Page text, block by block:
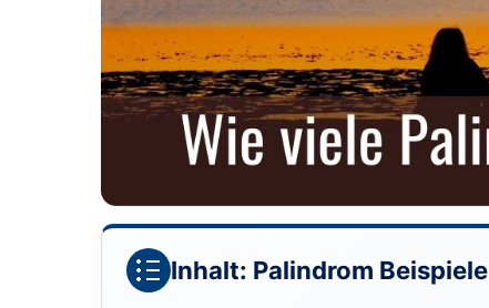
Inhalt: Palindrom Beispiele